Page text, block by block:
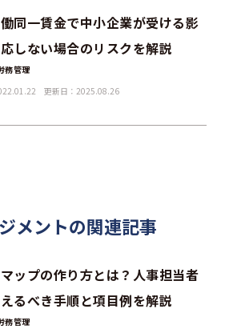
同一賃金で中小企業が受ける影
しない場合のリスクを解説
務管理
更新日：2025.08.26
メントの関連記事
ップの作り方とは？人事担当者
るべき手順と項目例を解説
務管理